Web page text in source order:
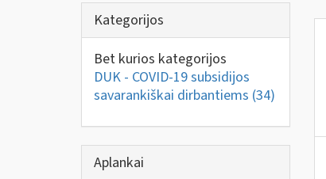
Kategorijos
Bet kurios kategorijos
DUK - COVID-19 subsidijos
savarankiškai dirbantiems (34)
Aplankai